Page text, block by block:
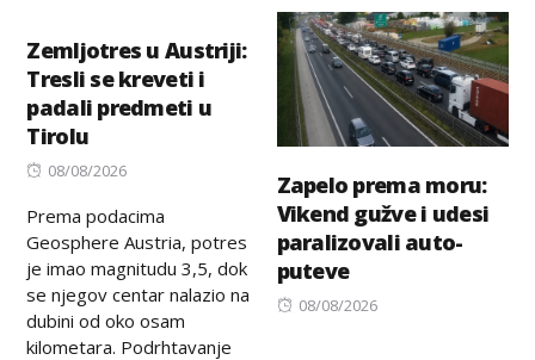
Zemljotres u Austriji:
Tresli se kreveti i
padali predmeti u
Tirolu
Posted
08/08/2026
Prema podacima
Geosphere Austria, potres
je imao magnitudu 3,5, dok
se njegov centar nalazio na
dubini od oko osam
kilometara. Podrhtavanje
Zapelo prema moru:
Vikend gužve i udesi
paralizovali auto-
puteve
Posted
08/08/2026